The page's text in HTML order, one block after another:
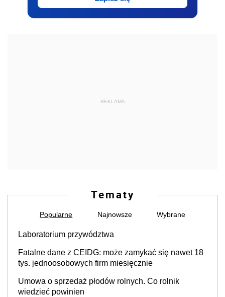
REKLAMA
Tematy
Popularne Najnowsze Wybrane
Laboratorium przywództwa
Fatalne dane z CEIDG: może zamykać się nawet 18
tys. jednoosobowych firm miesięcznie
Umowa o sprzedaż płodów rolnych. Co rolnik
wiedzieć powinien